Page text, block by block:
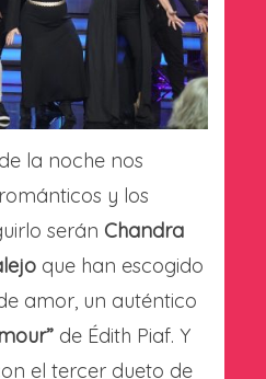
la noche nos
y los
serán Chandra
que han escogido
amor, un auténtico
de Édith Piaf. Y
el tercer dueto de